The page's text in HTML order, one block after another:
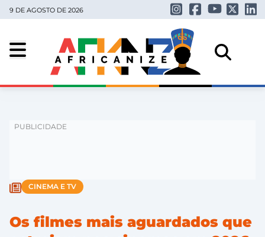
9 DE AGOSTO DE 2026
CINEMA E TV
Os filmes mais aguardados que